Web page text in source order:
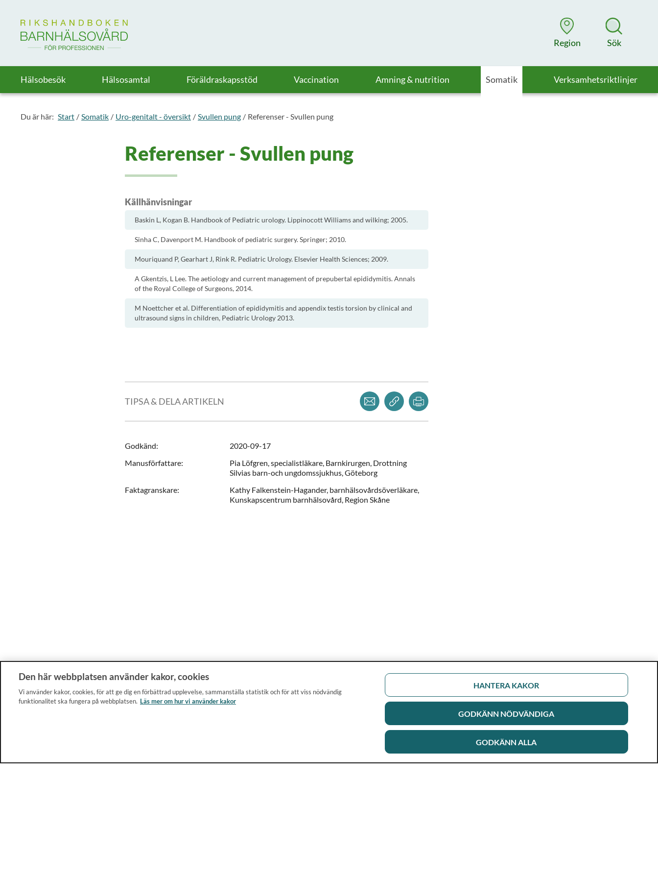
Till startsidan för Rikshandboken i barnhälsovård
Region Sök
Hälsobesök Hälsosamtal Föräldraskapsstöd Vaccination Amning & nutrition Somatik Verksamhetsriktlinjer
Du är här: Start Somatik Uro-genitalt - översikt Svullen pung Referenser - Svullen pung
Referenser - Svullen pung
Källhänvisningar
Baskin L, Kogan B. Handbook of Pediatric urology. Lippinocott Williams and wilking; 2005.
Sinha C, Davenport M. Handbook of pediatric surgery. Springer; 2010.
Mouriquand P, Gearhart J, Rink R. Pediatric Urology. Elsevier Health Sciences; 2009.
A Gkentzis, L Lee. The aetiology and current management of prepubertal epididymitis. Annals
of the Royal College of Surgeons, 2014.
M Noettcher et al. Differentiation of epididymitis and appendix testis torsion by clinical and
ultrasound signs in children, Pediatric Urology 2013.
TIPSA & DELA ARTIKELN
Dela via mejlKopiera länk
Godkänd:
2020-09-17
Manusförfattare: Pia Löfgren,specialistläkare, Barnkirurgen, Drottning
Silvias barn-och ungdomssjukhus,Göteborg
Faktagranskare: Kathy Falkenstein-Hagander, barnhälsovårdsöverläkare,
Kunskapscentrum barnhälsovård, Region Skåne
Den här webbplatsen använder kakor, cookies
Vi använder kakor, cookies, för att ge dig en förbättrad upplevelse, sammanställa statistik och för att viss nödvändig
funktionalitet ska fungera på webbplatsen. Läs mer om hur vi använder kakor
HANTERA KAKOR
GODKÄNN NÖDVÄNDIGA
GODKÄNN ALLA